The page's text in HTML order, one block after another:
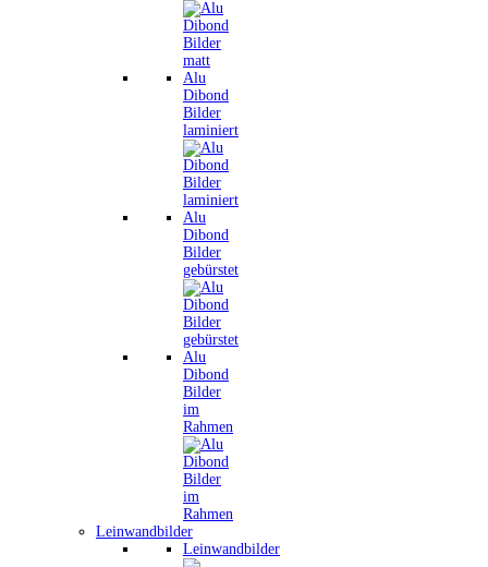
Alu
Dibond
Bilder
laminiert
Alu
Dibond
Bilder
gebürstet
Alu
Dibond
Bilder
im
Rahmen
Leinwandbilder
Leinwandbilder